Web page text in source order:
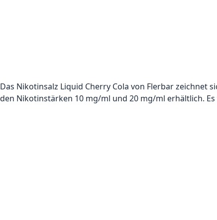
Das Nikotinsalz Liquid Cherry Cola von Flerbar zeichnet
den Nikotinstärken 10 mg/ml und 20 mg/ml erhältlich.